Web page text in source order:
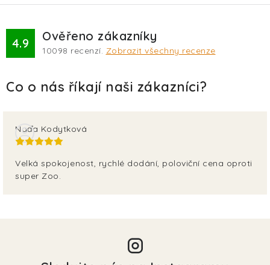
4.9 Ověřeno zákazníky
10098 recenzí. Zobrazit všechny recenze
Naďa Kodytková
Velká spokojenost, rychlé dodání, poloviční cena oproti
super Zoo.